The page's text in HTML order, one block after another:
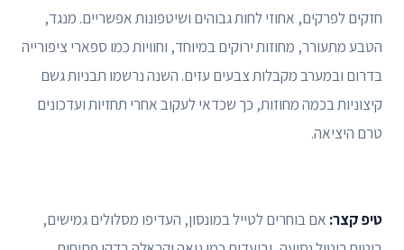
חזקים לפרקים, אחוזי לחות גבוהים ושיטפונות אפשריים. מנגד,
הטבע מתעורר, מחוזות ירוקים במיוחד, וחוויות כמו ספארי ציפורייה
בדרום ובמערב מקבלות צבעים עזים. השנה נרשמו תבניות גשם
קיצוניות בכמה מחוזות, כך שכדאי לעקוב אחרי תחזיות ועדכונים
טרם היציאה.
טיפ קצר: אם בוחרים לטייל במונסון, העדיפו מסלולים גמישים,